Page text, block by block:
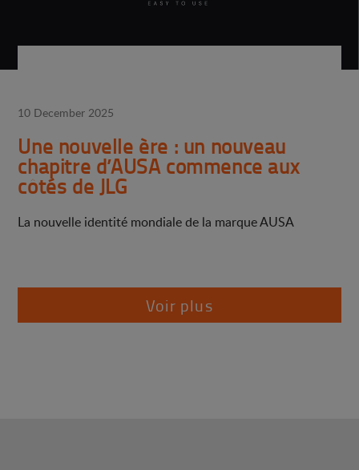
10 December 2025
Une nouvelle ère : un nouveau
chapitre d’AUSA commence aux
côtés de JLG
La nouvelle identité mondiale de la marque AUSA
Voir plus